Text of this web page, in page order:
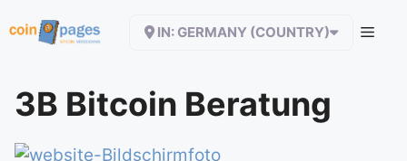
Inhalt
IN: GERMANY (COUNTRY)
3B Bitcoin Beratung